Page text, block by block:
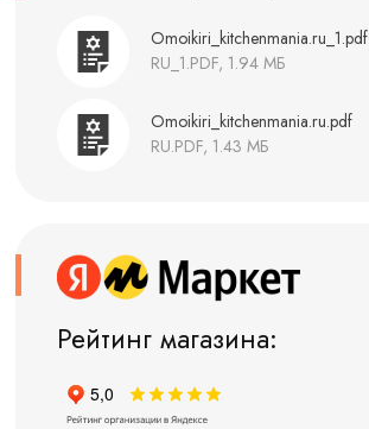
Omoikiri_kitchenmania.ru_1.pdf
RU_1.PDF, 1.94 МБ
Omoikiri_kitchenmania.ru.pdf
RU.PDF, 1.43 МБ
Рейтинг магазина: